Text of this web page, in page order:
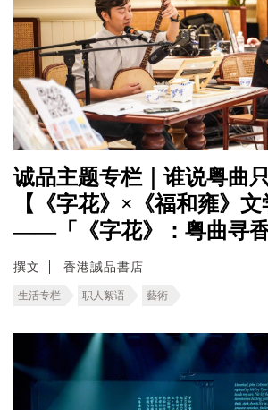
诚品主题专栏｜谁说粤曲
【《字花》×《福和雍》
——「《字花》：粤曲寻香
撰文 香港誠品書店
生活专栏 职人絮语 藝術